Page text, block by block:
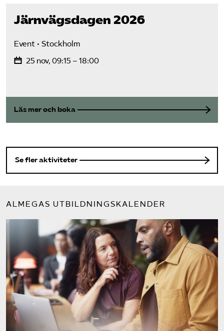
Järnvägs­dagen 2026
Event
Stockholm
25 nov, 09:15 – 18:00
Läs mer och boka
Se fler aktiviteter
ALMEGAS UTBILDNINGSKALENDER